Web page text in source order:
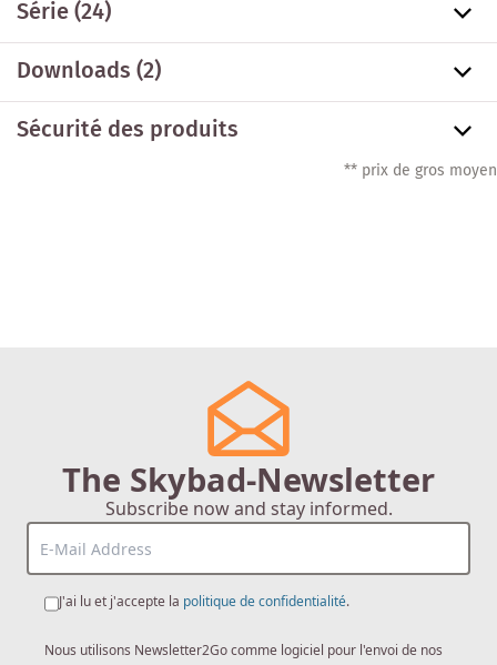
Série(24)
Downloads (2)
Sécurité des produits
** prix de gros moyen
The Skybad-Newsletter
Subscribe now and stay informed.
J'ai lu et j'accepte la politique de confidentialité.
Nous utilisons Newsletter2Go comme logiciel pour l'envoi de nos